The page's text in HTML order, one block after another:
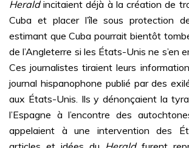
Heraldincitaient déjà à la création de
Cuba et placer l’île sous protection
estimant que Cuba pourrait bientôt
de l’Angleterre si les États-Unis ne s’en
Ces journalistes tiraient leurs
journal hispanophone publié par des
aux États-Unis. Ils y dénonçaient la
l’Espagne à l’encontre des
appelaient à une intervention des